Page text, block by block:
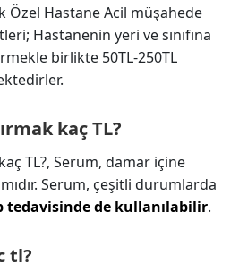
Özel Hastane Acil müşahede
Hastanenin yeri ve sınıfına
birlikte 50TL-250TL
kaç TL?
TL?, Serum, damar içine
Serum, çeşitli durumlarda
tedavisinde de kullanılabilir.
tl?